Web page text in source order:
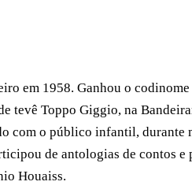
em 1958. Ganhou o
tevê Toppo Giggio, na
com o público infantil,
de antologias de contos
Houaiss.